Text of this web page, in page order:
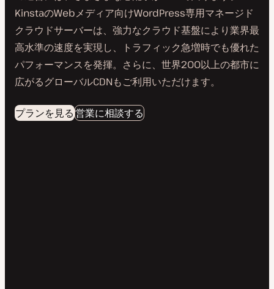
KinstaのWebメディア向けWordPress専用マネージド
クラウドサーバーは、強力なクラウド基盤により業界最
高水準の速度を実現し、トラフィック急増時でも優れた
パフォーマンスを発揮。さらに、世界200以上の都市に
広がるグローバルCDNもご利用いただけます。
プランを見る営業に相談する